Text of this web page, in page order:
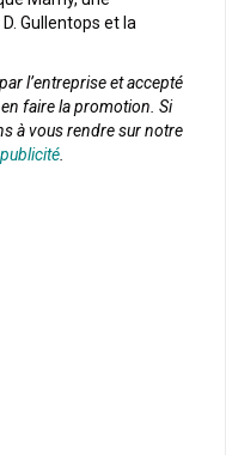
Gullentops et la
l’entreprise et accepté
faire la promotion. Si
à vous rendre sur notre
.